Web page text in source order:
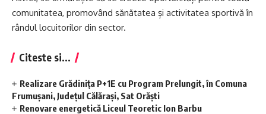
comunitatea, promovând sănătatea și activitatea sportivă în
rândul locuitorilor din sector.
Citeste si...
Realizare Grădinița P+1E cu Program Prelungit, în Comuna
Frumușani, Județul Călărași, Sat Orăști
Renovare energetică Liceul Teoretic Ion Barbu